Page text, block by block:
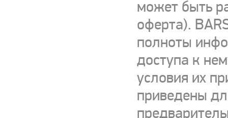
может быть
оферта).
полноты
доступа к
условия их
приведены